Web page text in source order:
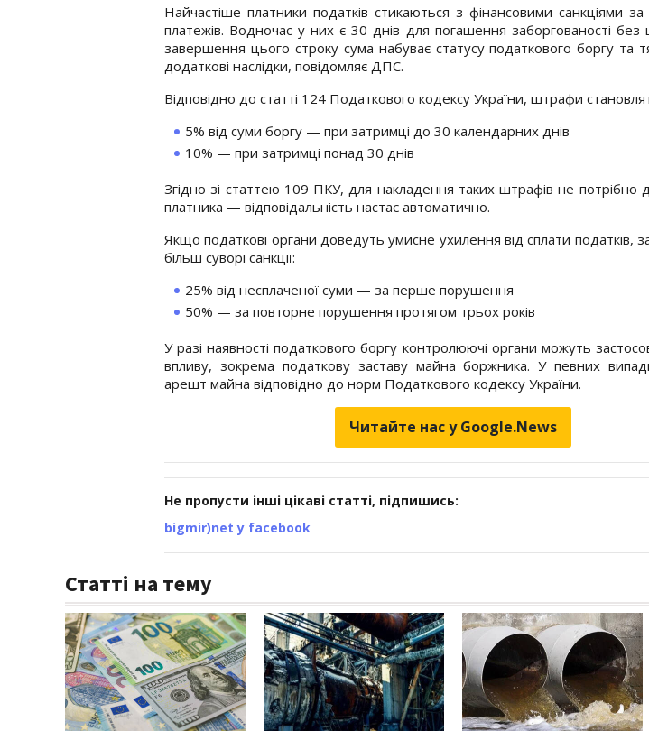
Найчастіше платники податків стикаються з фінансовими санкціями
платежів. Водночас у них є 30 днів для погашення заборгованості без
завершення цього строку сума набуває статусу податкового боргу та
додаткові наслідки, повідомляє ДПС.
Відповідно до статті 124 Податкового кодексу України, штрафи
5% від суми боргу — при затримці до 30 календарних днів
10% — при затримці понад 30 днів
Згідно зі статтею 109 ПКУ, для накладення таких штрафів не потрібно
платника — відповідальність настає автоматично.
Якщо податкові органи доведуть умисне ухилення від сплати податків,
більш суворі санкції:
25% від несплаченої суми — за перше порушення
50% — за повторне порушення протягом трьох років
У разі наявності податкового боргу контролюючі органи можуть
впливу, зокрема податкову заставу майна боржника. У певних
арешт майна відповідно до норм Податкового кодексу України.
Читайте нас у Google.News
Не пропусти інші цікаві статті, підпишись:
bigmir)net у facebook
Статті на тему